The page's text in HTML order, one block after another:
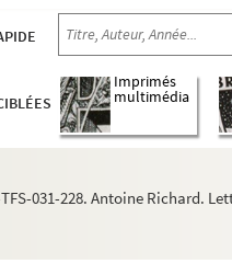
Imprimés
multimédia
031-228. Antoine Richard.